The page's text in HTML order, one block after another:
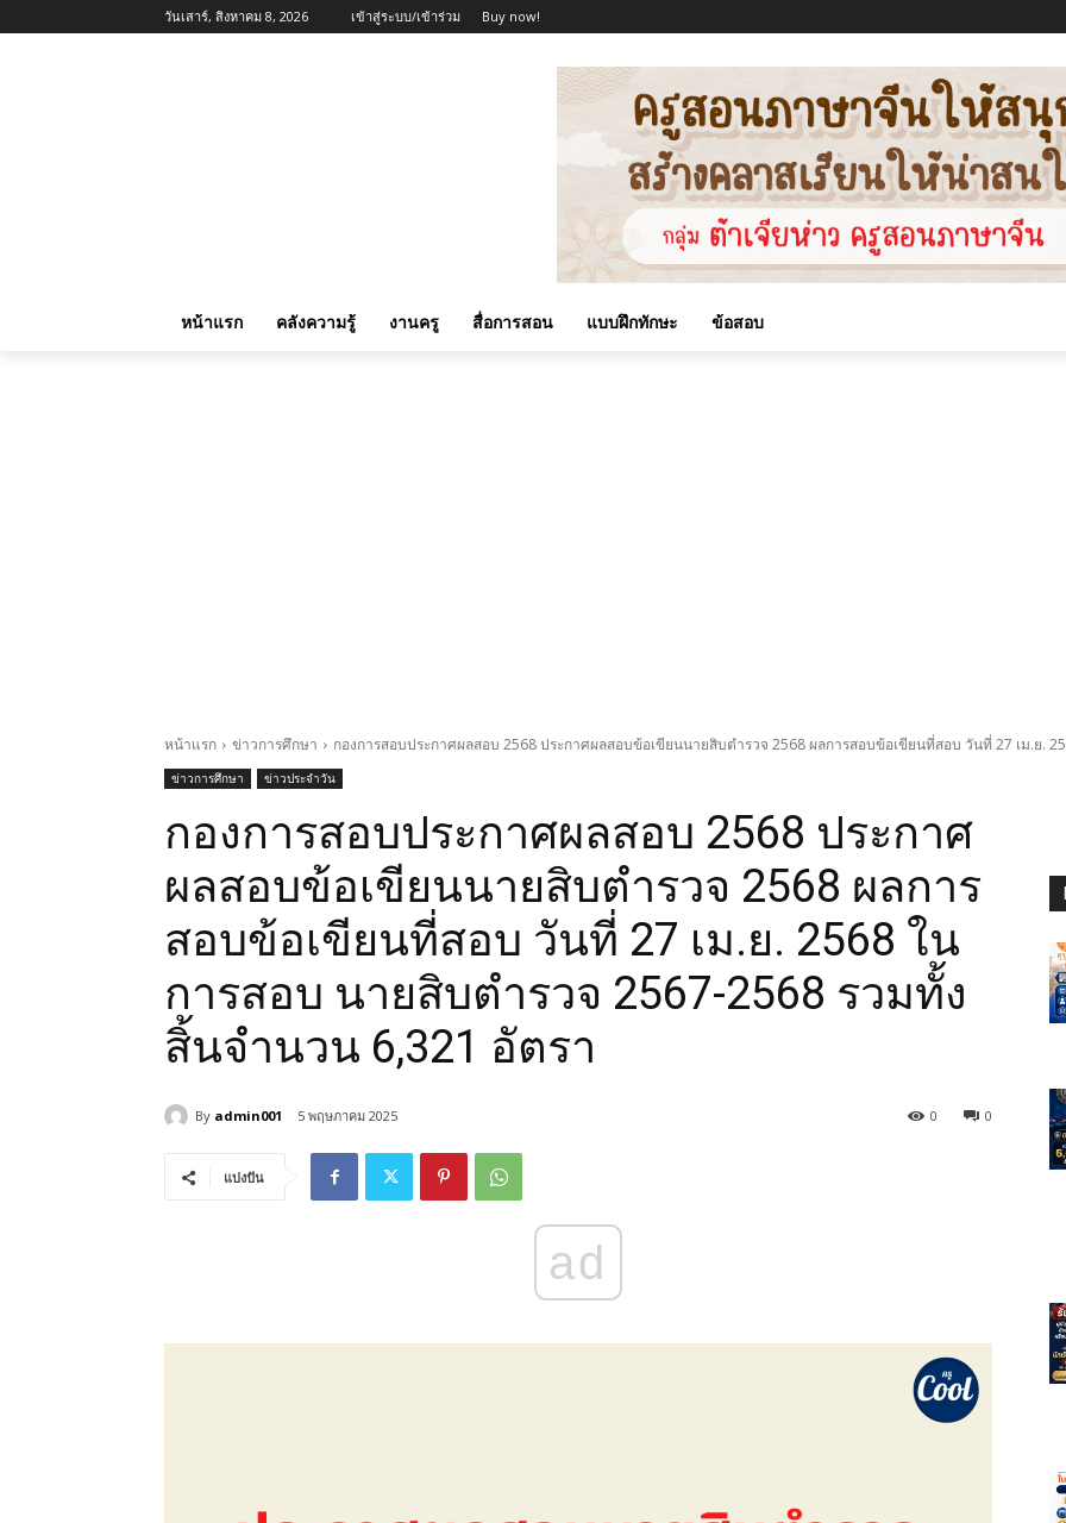
วันเสาร์, สิงหาคม 8, 2026 เข้าสู่ระบบ/เข้าร่วม Buy now!
หน้าแรก คลังความรู้ งานครู สื่อการสอน แบบฝึกทักษะ ข้อสอบ
หน้าแรก ข่าวการศึกษา กองการสอบประกาศผลสอบ 2568 ประกาศผลสอบข้อเขียนนายสิบตำรวจ 2568 ผลการสอบข้อเขียนที่สอบ วันที่ 27 เม.ย.
ข่าวการศึกษา ข่าวประจำวัน
กองการสอบประกาศผลสอบ 2568 ประกาศ
ผลสอบข้อเขียนนายสิบตำรวจ 2568 ผลการ
สอบข้อเขียนที่สอบ วันที่ 27 เม.ย. 2568 ใน
การสอบ นายสิบตำรวจ 2567-2568 รวมทั้ง
สิ้นจำนวน 6,321 อัตรา
By admin001 5 พฤษภาคม 2025 0
0
แบ่งปัน
ad